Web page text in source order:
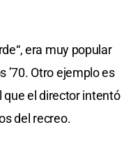
era muy popular
’70. Otro ejemplo es
que el director intentó
del recreo.